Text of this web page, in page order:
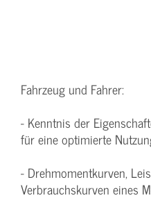
Fahrzeug und Fahrer:
- Kenntnis der
für eine optimierte
- Drehmomentkurven,
Verbrauchskurven eines